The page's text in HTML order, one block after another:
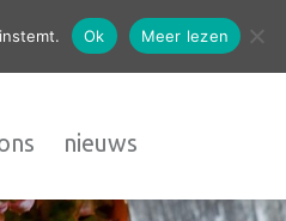
contact
nieuws
Ok Meer lezen